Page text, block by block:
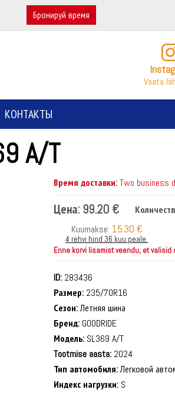
Бронируй время
Vaata
КОНТАКТЫ
A/T
Время доставки:Two business
Цена: 99.20 €
Kuumakse: 15.30 €
4 rehvi hind 36 kuu peale.
Enne korvi lisamist veendu, et
ID: 283436
Размер: 235/70R16
Сезон:Летняя шина
Бренд: GOODRIDE
Модель: SL369 A/T
Tootmise aasta: 2024
Тип автомобиля:Легковой
Индекс нагрузки: S